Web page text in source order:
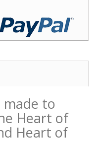
made to
Heart of
Heart of